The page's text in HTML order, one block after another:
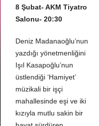
8 Şubat- AKM Tiyatro
Salonu- 20:30
Deniz Madanaoğlu’nun
yazdığı yönetmenliğini
Işıl Kasapoğlu’nun
üstlendiği ‘Hamiyet’
müzikali bir işçi
mahallesinde eşi ve iki
kızıyla mutlu sakin bir